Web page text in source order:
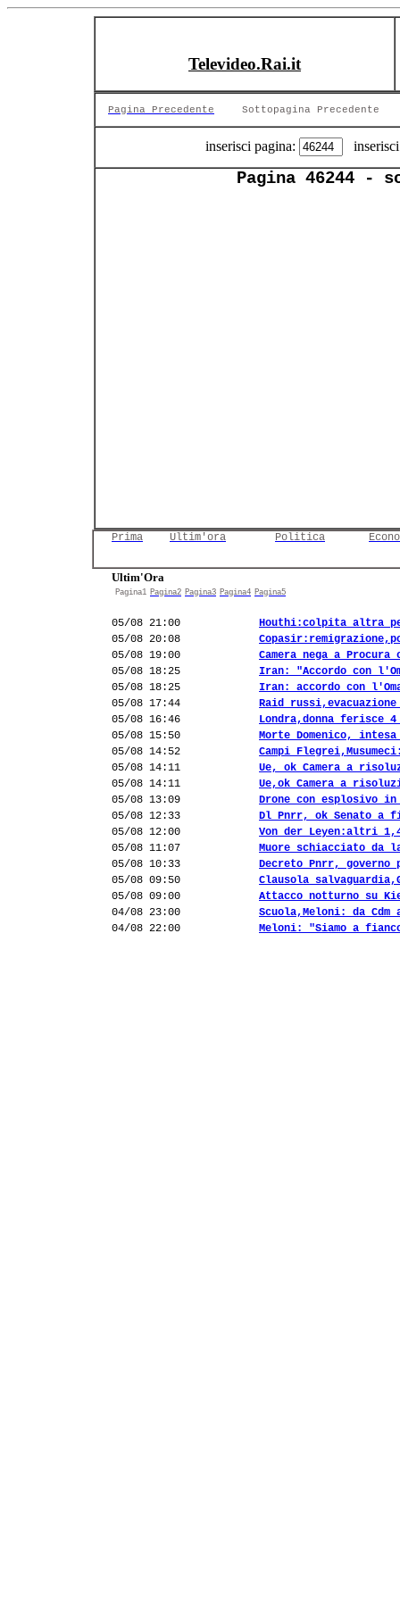
Televideo.Rai.it
Pagina Precedente Sottopagina Precedente
inserisci pagina:
Pagina 46244 -
Prima Ultim'ora Politica
Ultim'Ora
Pagina1 Pagina2 Pagina3 Pagina4 Pagina5
05/08 21:00
Houthi:colpita altra
05/08 20:08
05/08 19:00
Camera nega a
05/08 18:25
Iran: "Accordo con
05/08 18:25
Iran: accordo con
05/08 17:44
Raid
05/08 16:46
Londra,donna ferisce
05/08 15:50
Morte Domenico,
05/08 14:52
Campi
05/08 14:11
Ue, ok Camera a
05/08 14:11
Ue,ok Camera a
05/08 13:09
Drone con esplosivo
05/08 12:33
Dl Pnrr, ok Senato a
05/08 12:00
Von der Leyen:altri
05/08 11:07
Muore schiacciato da
05/08 10:33
Decreto Pnrr,
05/08 09:50
Clausola
05/08 09:00
Attacco notturno su
04/08 23:00
Scuola,Meloni: da
04/08 22:00
Meloni: "Siamo a